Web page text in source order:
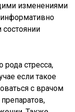
изменениями
состоянии
рода стресса,
если такое
с врачом